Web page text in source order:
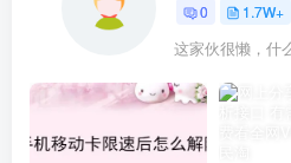
0 1.7W+
这家伙很懒，什